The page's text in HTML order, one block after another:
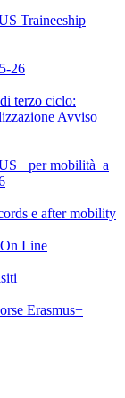
Traineeship
26
terzo ciclo:
Avviso
per mobilità a
e after mobility
Line
Erasmus+